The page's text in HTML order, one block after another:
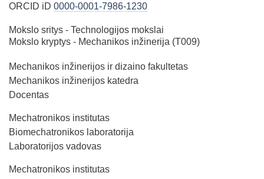
ORCID iD 0000-0001-7986-1230
Mokslo sritys - Technologijos mokslai
Mokslo kryptys - Mechanikos inžinerija (T009)
Mechanikos inžinerijos ir dizaino fakultetas
Mechanikos inžinerijos katedra
Docentas
Mechatronikos institutas
Biomechatronikos laboratorija
Laboratorijos vadovas
Mechatronikos institutas